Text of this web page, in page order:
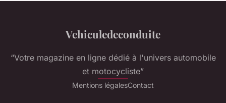
Vehiculedeconduite
“Votre magazine en ligne dédié à l'univers automobile
et motocycliste”
Mentions légalesContact